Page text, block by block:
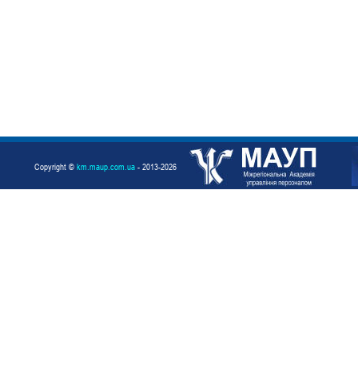
Copyright © km.maup.com.ua - 2013-2026